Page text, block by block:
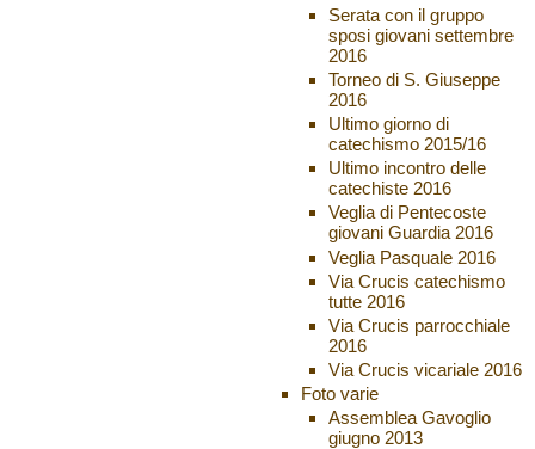
Serata con il gruppo
sposi giovani settembre
2016
Torneo di S. Giuseppe
2016
Ultimo giorno di
catechismo 2015/16
Ultimo incontro delle
catechiste 2016
Veglia di Pentecoste
giovani Guardia 2016
Veglia Pasquale 2016
Via Crucis catechismo
tutte 2016
Via Crucis parrocchiale
2016
Via Crucis vicariale 2016
Foto varie
Assemblea Gavoglio
giugno 2013